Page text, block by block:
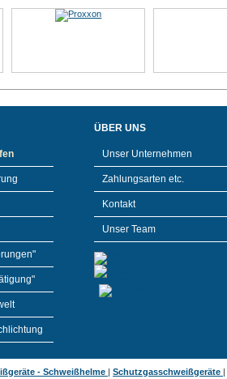
ÜBER UNS
Unser Unternehmen
Zahlungsarten etc.
Kontakt
Unser Team
- Schweißhelme | Schutzgasschweißgeräte |